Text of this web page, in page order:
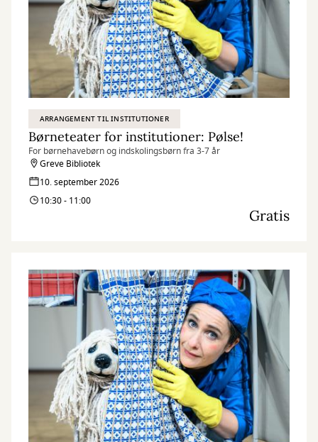
ARRANGEMENT TIL INSTITUTIONER
Børneteater for institutioner: Pølse!
For børnehavebørn og indskolingsbørn fra 3-7 år
Greve Bibliotek
10. september 2026
10:30 - 11:00
Gratis